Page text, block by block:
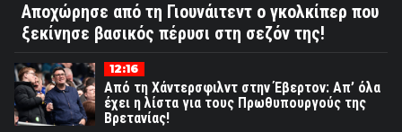
Αποχώρησε από τη Γιουνάιτεντ ο γκολκίπερ που
ξεκίνησε βασικός πέρυσι στη σεζόν της!
12:16
Από τη Χάντερσφιλντ στην Έβερτον: Απ’ όλα
έχει η λίστα για τους Πρωθυπουργούς της
Βρετανίας!